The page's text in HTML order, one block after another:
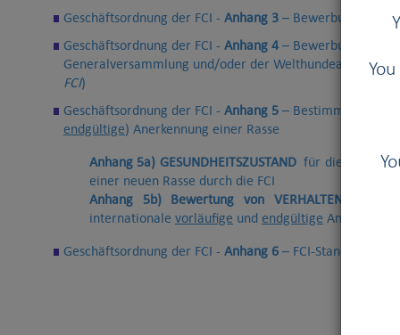
Geschäftsordnung der FCI - Anhang 3 –
Geschäftsordnung der FCI - Anhang 4 –
Generalversammlung und/oder der
FCI)
Geschäftsordnung der FCI - Anhang 5 – Bestimmungen
endgültige) Anerkennung einer Rasse
Anhang 5a) GESUNDHEITSZUSTANDfür die
einer neuen Rasse durch die FCI
Anhang 5b) Bewertung von VERHALTEN/
internationale vorläufige und endgültige
Geschäftsordnung der FCI - Anhang 6 – FCI-